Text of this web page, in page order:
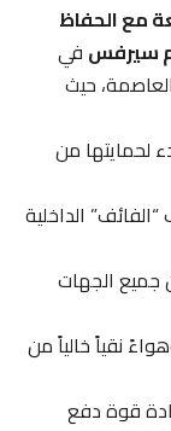
الحفاظ
في
حيث
من
الداخلية
الجهات
خالياً من
قوة دفع